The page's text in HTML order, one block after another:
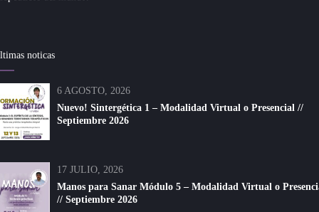
noticas
6 AGOSTO, 2026
Nuevo! Sintergética 1 – Modalidad Virtual o Presencial //
Septiembre 2026
17 JULIO, 2026
Manos para Sanar Módulo 5 – Modalidad Virtual o
// Septiembre 2026